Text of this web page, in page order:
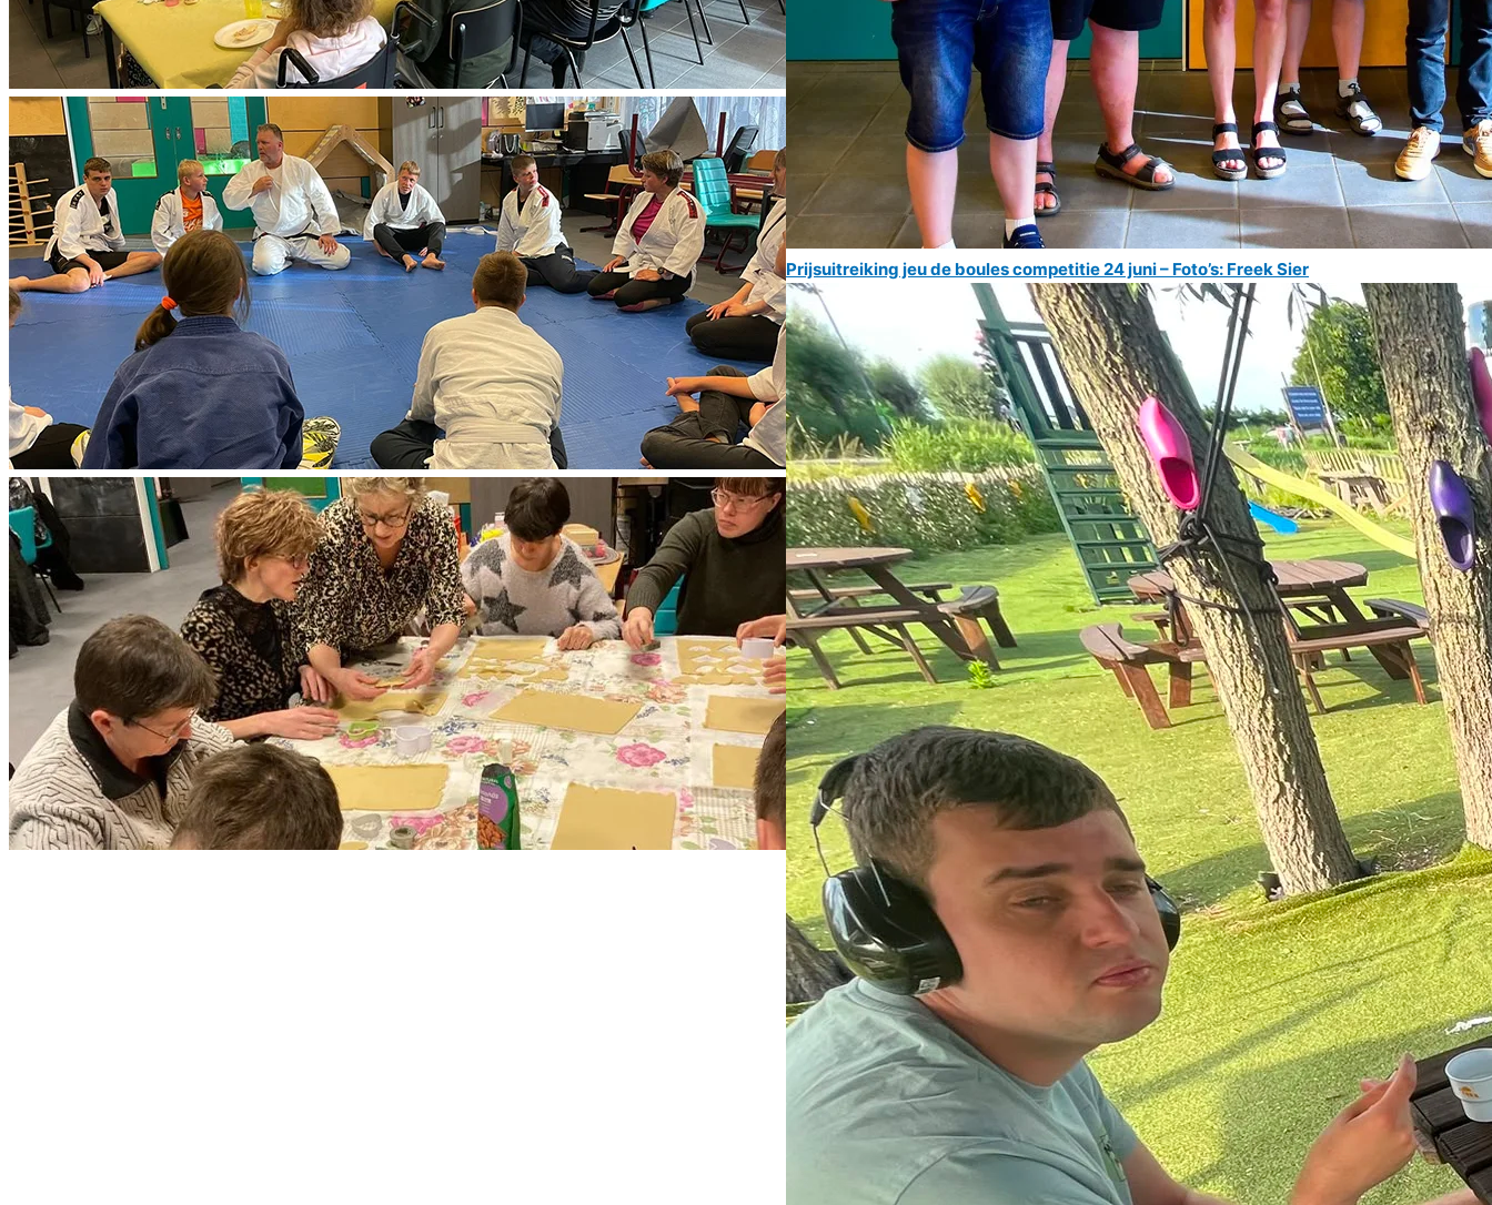
Prijsuitreiking jeu de boules competitie 24 juni – Foto’s: Freek Sier